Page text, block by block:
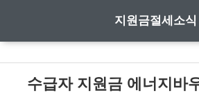
지원금절세소식
수급자 지원금 에너지바